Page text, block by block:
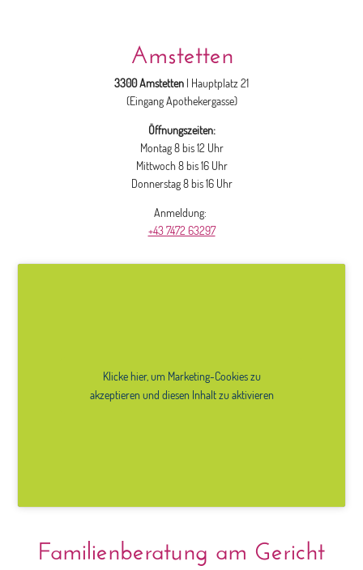
Amstetten
3300 Amstetten | Hauptplatz 21
(Eingang Apothekergasse)
Öffnungszeiten:
Montag 8 bis 12 Uhr
Mittwoch 8 bis 16 Uhr
Donnerstag 8 bis 16 Uhr
Anmeldung:
+43 7472 63297
Klicke hier, um Marketing-Cookies zu
akzeptieren und diesen Inhalt zu aktivieren
Familienberatung am Gericht